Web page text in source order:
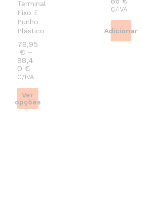
Terminal
Fixo E
Punho
Plástico
79,95
€ –
98,4
0€
range:
through
98,40 €
C/IVA
Ver
opções
C/IVA
Adicionar